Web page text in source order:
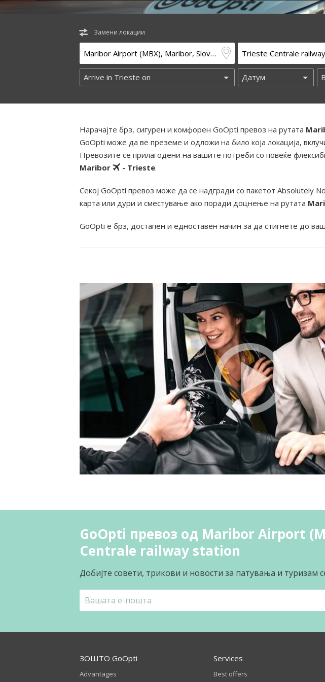
Замени локации
Нарачајте брз, сигурен и комфорен GoOpti превоз на рутата
GoOpti може да ве преземе и одложи на било која локација,
Превозите се прилагодени на вашите потреби со повеќе
Maribor
- Trieste.
Секој GoOpti превоз може да се надгради со пакетот Absolutely
карта или дури и сместување ако поради доцнење на рутата
GoOpti е брз, достапен и едноставен начин за да стигнете до
GoOpti превоз од Maribor Airport
Centrale railway station
Добијте совети, трикови и новости за патувања и туризам
ЗОШТО GoOpti
Advantages
Services
Best offers